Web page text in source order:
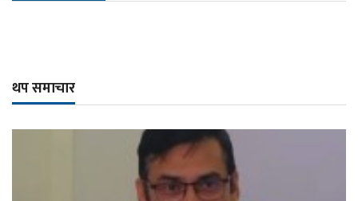
थप समाचार